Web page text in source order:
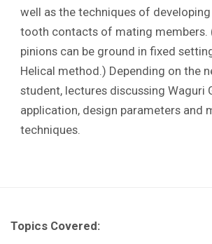
well as the techniques of
tooth contacts of mating members.
pinions can be ground in fixed
Helical method.) Depending on the
student, lectures discussing Waguri
application, design parameters and
techniques.
Topics Covered: